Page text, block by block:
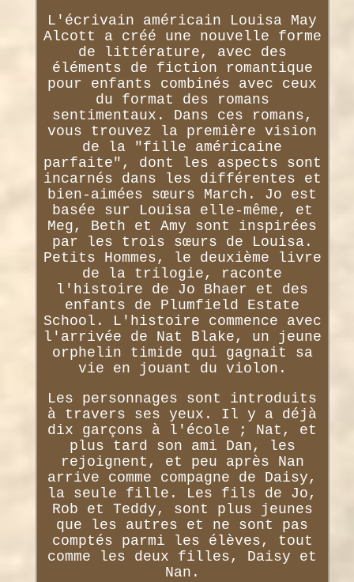
L'écrivain américain Louisa May
Alcott a créé une nouvelle forme
de littérature, avec des
éléments de fiction romantique
pour enfants combinés avec ceux
du format des romans
sentimentaux. Dans ces romans,
vous trouvez la première vision
de la "fille américaine
parfaite", dont les aspects sont
incarnés dans les différentes et
bien-aimées sœurs March. Jo est
basée sur Louisa elle-même, et
Meg, Beth et Amy sont inspirées
par les trois sœurs de Louisa.
Petits Hommes, le deuxième livre
de la trilogie, raconte
l'histoire de Jo Bhaer et des
enfants de Plumfield Estate
School. L'histoire commence avec
l'arrivée de Nat Blake, un jeune
orphelin timide qui gagnait sa
vie en jouant du violon.
Les personnages sont introduits
à travers ses yeux. Il y a déjà
dix garçons à l'école ; Nat, et
plus tard son ami Dan, les
rejoignent, et peu après Nan
arrive comme compagne de Daisy,
la seule fille. Les fils de Jo,
Rob et Teddy, sont plus jeunes
que les autres et ne sont pas
comptés parmi les élèves, tout
comme les deux filles, Daisy et
Nan.